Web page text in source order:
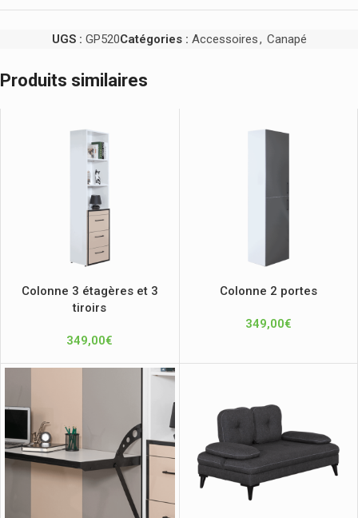
UGS : GP520Catégories : Accessoires, Canapé
Produits similaires
Colonne 3 étagères et 3
tiroirs
349,00€
Colonne 2 portes
349,00€